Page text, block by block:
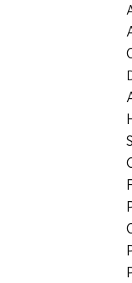
Succursale
8952
Güterstrasse